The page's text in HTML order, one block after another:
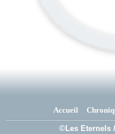
Accueil
©Les Eternels